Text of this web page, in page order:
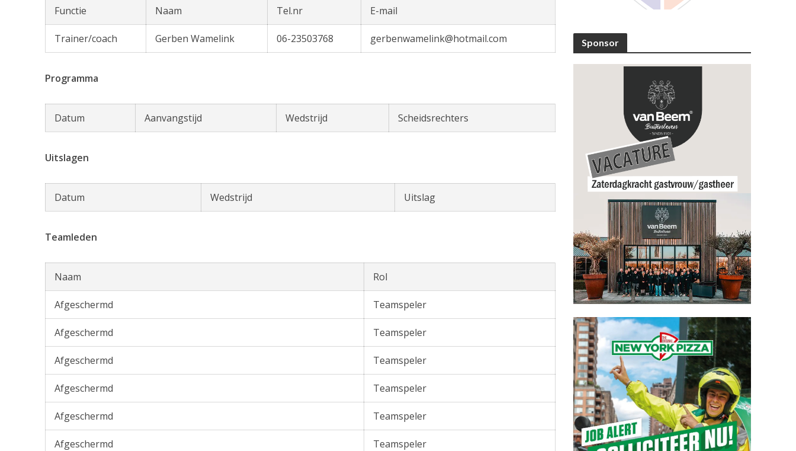
Functie Naam Tel.nr E-mail
Trainer/coach Gerben Wamelink 06-23503768 gerbenwamelink@hotmail.com
Programma
Datum Aanvangstijd Wedstrijd Scheidsrechters
Uitslagen
Datum Wedstrijd Uitslag
Teamleden
Naam Rol
Afgeschermd Teamspeler
Afgeschermd Teamspeler
Afgeschermd Teamspeler
Afgeschermd Teamspeler
Afgeschermd Teamspeler
Afgeschermd Teamspeler
Sponsor